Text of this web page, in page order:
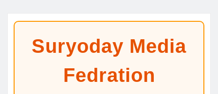
Suryoday Media
Fedration